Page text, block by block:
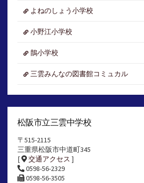
よねのしょう小学校
小野江小学校
鵲小学校
三雲みんなの図書館コミュカル
松阪市立三雲中学校
〒515-2115
三重県松阪市中道町345
[
交通アクセス ]
0598-56-2329
0598-56-3505